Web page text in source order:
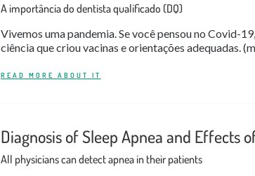
A importância do dentista qualificado (DQ)
Vivemos uma pandemia. Se você pensou no Covid-
ciência que criou vacinas e orientações adequadas.
READ MORE ABOUT IT
Diagnosis of Sleep Apnea and Effects
All physicians can detect apnea in their patients